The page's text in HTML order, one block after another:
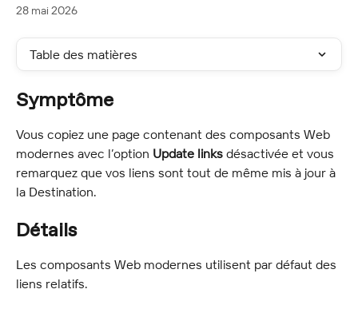
28 mai 2026
Table des matières
Symptôme
Vous copiez une page contenant des composants Web
modernes avec l’option Update links désactivée et vous
remarquez que vos liens sont tout de même mis à jour à
la Destination.
Détails
Les composants Web modernes utilisent par défaut des
liens relatifs.